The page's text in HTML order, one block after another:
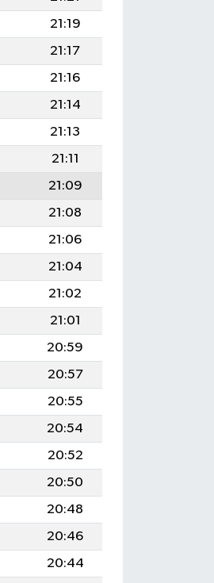
21:19
21:17
21:16
21:14
21:13
21:11
21:09
21:08
21:06
21:04
21:02
21:01
20:59
20:57
20:55
20:54
20:52
20:50
20:48
20:46
20:44